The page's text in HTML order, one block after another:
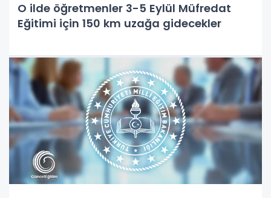
O ilde öğretmenler 3-5 Eylül Müfredat
Eğitimi için 150 km uzağa gidecekler